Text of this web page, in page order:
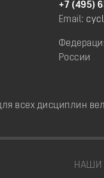
+7 (495)
Email:
России
всех дисциплин
НАШИ